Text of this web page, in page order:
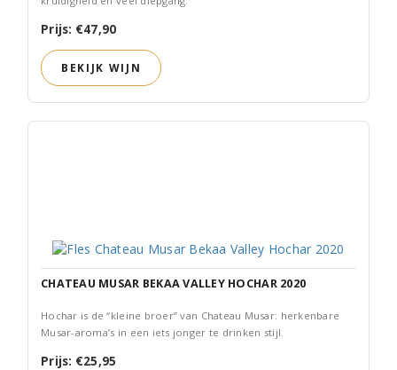
Prijs: €47,90
BEKIJK WIJN
CHATEAU MUSAR BEKAA VALLEY HOCHAR 2020
Hochar is de “kleine broer” van Chateau Musar: herkenbare
Musar-aroma’s in een iets jonger te drinken stijl.
Prijs: €25,95